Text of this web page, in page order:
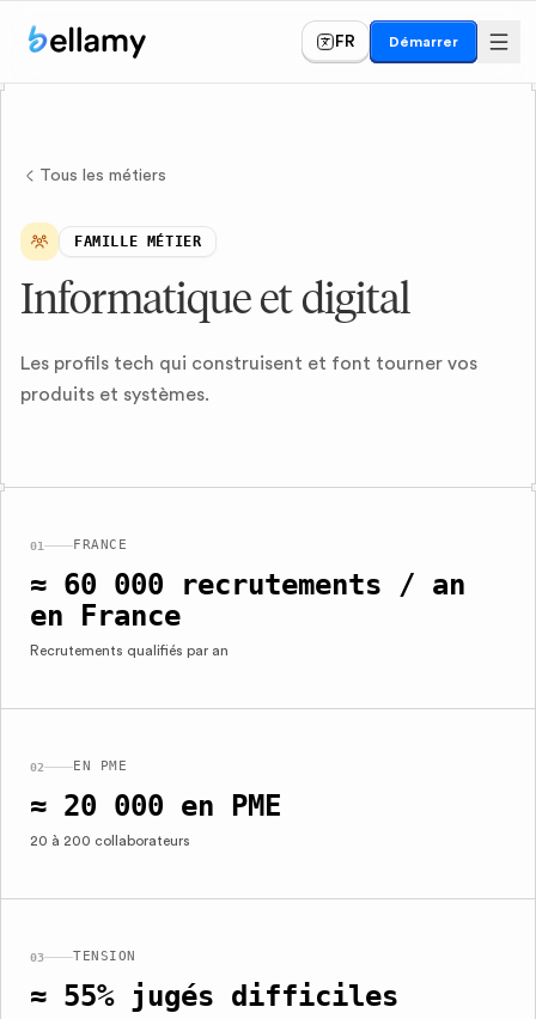
FR Démarrer
Tous les métiers
FAMILLE MÉTIER
Informatique et digital
Les profils tech qui construisent et font tourner vos
produits et systèmes.
01 FRANCE
≈ 60 000 recrutements / an
en France
Recrutements qualifiés par an
02 EN PME
≈ 20 000 en PME
20 à 200 collaborateurs
03 TENSION
≈ 55% jugés difficiles